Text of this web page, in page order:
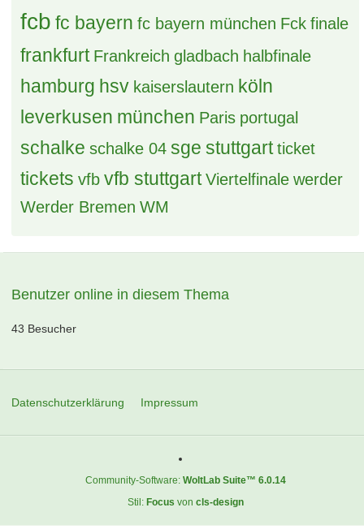
fcb fc bayern fc bayern münchen Fck finale
frankfurt Frankreich gladbach halbfinale
hamburg hsv kaiserslautern köln
leverkusen münchen Paris portugal
schalke schalke 04 sge stuttgart ticket
tickets vfb vfb stuttgart Viertelfinale werder
Werder Bremen WM
Benutzer online in diesem Thema
43 Besucher
Datenschutzerklärung Impressum
Community-Software: WoltLab Suite™ 6.0.14
Stil: Focus von cls-design